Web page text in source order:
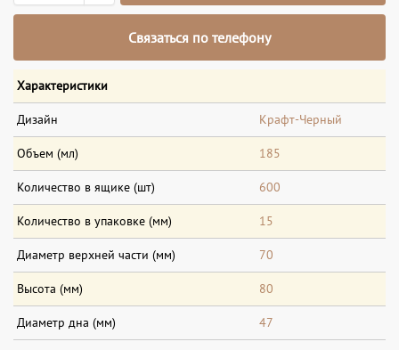
Связаться по телефону
Характеристики
Дизайн Крафт-Черный
Объем (мл) 185
Количество в ящике (шт) 600
Количество в упаковке (мм) 15
Диаметр верхней части (мм) 70
Высота (мм) 80
Диаметр дна (мм) 47